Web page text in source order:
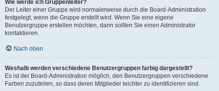
Wie werde ich Gruppenleiter?
Der Leiter einer Gruppe wird normalerweise durch die Board-Administration
festgelegt, wenn die Gruppe erstellt wird. Wenn Sie eine eigene
Benutzergruppe erstellen möchten, dann sollten Sie einen Administrator
kontaktieren.
Nach oben
Weshalb werden verschiedene Benutzergruppen farbig dargestellt?
Es ist der Board-Administration möglich, den Benutzergruppen verschiedene
Farben zuzuteilen, so dass deren Mitglieder leichter zu identifizieren sind.